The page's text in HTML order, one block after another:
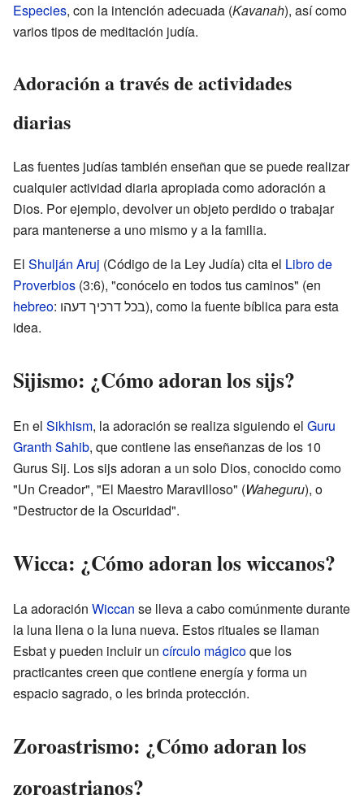
Especies, con la intención adecuada (Kavanah), así como
varios tipos de meditación judía.
Adoración a través de actividades
diarias
Las fuentes judías también enseñan que se puede realizar
cualquier actividad diaria apropiada como adoración a
Dios. Por ejemplo, devolver un objeto perdido o trabajar
para mantenerse a uno mismo y a la familia.
El Shulján Aruj (Código de la Ley Judía) cita el Libro de
Proverbios (3:6), "conócelo en todos tus caminos" (en
hebreo: בכל דרכיך דעהו), como la fuente bíblica para esta
idea.
Sijismo: ¿Cómo adoran los sijs?
En el Sikhism, la adoración se realiza siguiendo el Guru
Granth Sahib, que contiene las enseñanzas de los 10
Gurus Sij. Los sijs adoran a un solo Dios, conocido como
"Un Creador", "El Maestro Maravilloso" (Waheguru), o
"Destructor de la Oscuridad".
Wicca: ¿Cómo adoran los wiccanos?
La adoración Wiccan se lleva a cabo comúnmente durante
la luna llena o la luna nueva. Estos rituales se llaman
Esbat y pueden incluir un círculo mágicoque los
practicantes creen que contiene energía y forma un
espacio sagrado, o les brinda protección.
Zoroastrismo: ¿Cómo adoran los
zoroastrianos?